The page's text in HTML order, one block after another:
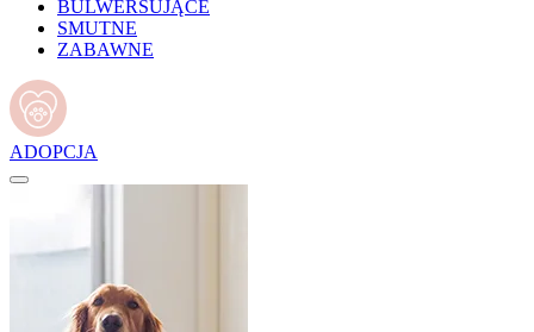
BULWERSUJĄCE
SMUTNE
ZABAWNE
ADOPCJA